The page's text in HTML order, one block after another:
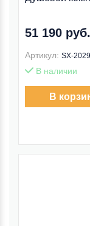
51 190 руб.
Артикул: SX-
В наличии
В